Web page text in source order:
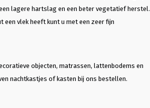
lagere hartslag en een beter vegetatief herstel.
een vlek heeft kunt u met een zeer fijn
objecten, matrassen, lattenbodems en
nachtkastjes of kasten bij ons bestellen.